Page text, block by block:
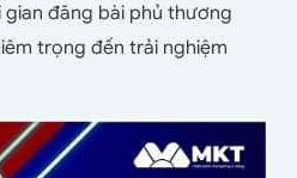
đăng bài phủ thương
trọng đến trải nghiệm